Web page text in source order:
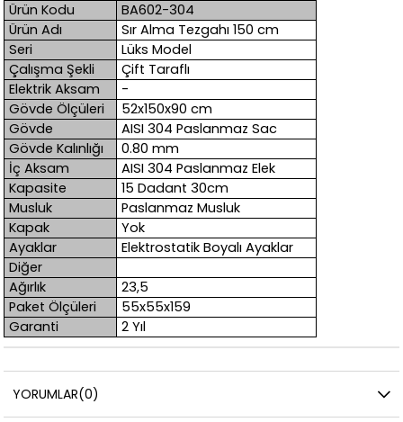
Ürün Kodu
BA602-304
Ürün Adı
Sır Alma Tezgahı 150 cm
Seri
Lüks Model
Çalışma Şekli
Çift Taraflı
Elektrik Aksam
-
Gövde Ölçüleri
52x150x90 cm
Gövde
AISI 304 Paslanmaz Sac
Gövde Kalınlığı
0.80 mm
İç Aksam
AISI 304 Paslanmaz Elek
Kapasite
15 Dadant 30cm
Musluk
Paslanmaz Musluk
Kapak
Yok
Ayaklar
Elektrostatik Boyalı Ayaklar
Diğer
Ağırlık
23,5
Paket Ölçüleri
55x55x159
Garanti
2 Yıl
YORUMLAR(0)